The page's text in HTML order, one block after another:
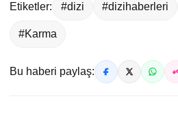
Etiketler: #dizi #dizihaberleri
#Karma
Bu haberi paylaş: